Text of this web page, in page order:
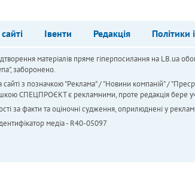
Івенти Редакція Політики
матеріалів пряме гіперпосилання на LB.ua
заборонено.
сайті з позначкою "Реклама" / "Новини компаній" /
СПЕЦПРОЄКТ є рекламними, проте редакція бере
за факти та оціночні судження, оприлюднені у
медіа - R40-05097